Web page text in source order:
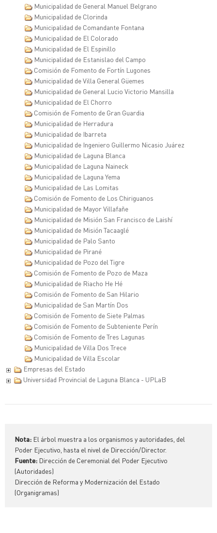
Municipalidad de General Manuel Belgrano
Municipalidad de Clorinda
Municipalidad de Comandante Fontana
Municipalidad de El Colorado
Municipalidad de El Espinillo
Municipalidad de Estanislao del Campo
Comisión de Fomento de Fortín Lugones
Municipalidad de Villa General Güemes
Municipalidad de General Lucio Victorio Mansilla
Municipalidad de El Chorro
Comisión de Fomento de Gran Guardia
Municipalidad de Herradura
Municipalidad de Ibarreta
Municipalidad de Ingeniero Guillermo Nicasio Juárez
Municipalidad de Laguna Blanca
Municipalidad de Laguna Naineck
Municipalidad de Laguna Yema
Municipalidad de Las Lomitas
Comisión de Fomento de Los Chiriguanos
Municipalidad de Mayor Villafañe
Municipalidad de Misión San Francisco de Laishí
Municipalidad de Misión Tacaaglé
Municipalidad de Palo Santo
Municipalidad de Pirané
Municipalidad de Pozo del Tigre
Comisión de Fomento de Pozo de Maza
Municipalidad de Riacho He Hé
Comisión de Fomento de San Hilario
Municipalidad de San Martín Dos
Comisión de Fomento de Siete Palmas
Comisión de Fomento de Subteniente Perín
Comisión de Fomento de Tres Lagunas
Municipalidad de Villa Dos Trece
Municipalidad de Villa Escolar
Empresas del Estado
Universidad Provincial de Laguna Blanca - UPLaB
Nota: El árbol muestra a los organismos y autoridades, del
Poder Ejecutivo, hasta el nivel de Dirección/Director.
Fuente: Dirección de Ceremonial del Poder Ejecutivo
(Autoridades)
Dirección de Reforma y Modernización del Estado
(Organigramas)